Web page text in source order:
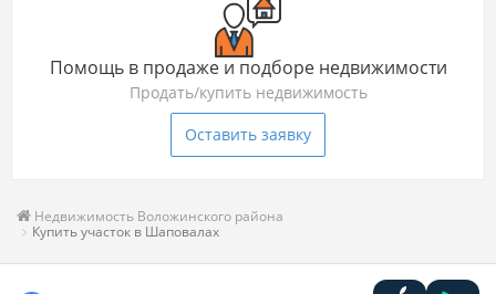
Помощь в продаже и подборе недвижимости
Продать/купить недвижимость
Оставить заявку
Недвижимость Воложинского района
Купить участок в Шаповалах